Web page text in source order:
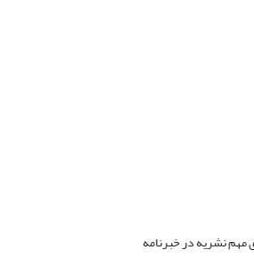
مهم نشریه در خبرنامه